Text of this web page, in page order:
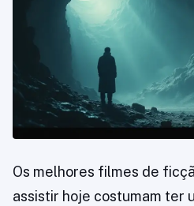
Os melhores filmes de
assistir hoje costumam ter